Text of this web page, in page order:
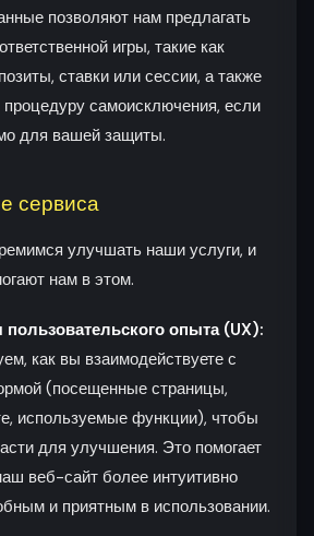
позволяют нам предлагать
игры, такие как
ставки или сессии, а также
процедуру самоисключения, если
для вашей защиты.
сервиса
улучшать наши услуги, и
нам в этом.
опыта (UX):
как вы взаимодействуете с
(посещенные страницы,
используемые функции), чтобы
для улучшения. Это помогает
веб-сайт более интуитивно
и приятным в использовании.